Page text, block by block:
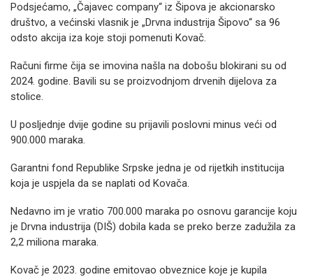
Podsjećamo, „Čajavec company“ iz Šipova je akcionarsko
društvo, a većinski vlasnik je „Drvna industrija Šipovo“ sa 96
odsto akcija iza koje stoji pomenuti Kovač.
Računi firme čija se imovina našla na dobošu blokirani su od
2024. godine. Bavili su se proizvodnjom drvenih dijelova za
stolice.
U posljednje dvije godine su prijavili poslovni minus veći od
900.000 maraka.
Garantni fond Republike Srpske jedna je od rijetkih institucija
koja je uspjela da se naplati od Kovača.
Nedavno im je vratio 700.000 maraka po osnovu garancije koju
je Drvna industrija (DIŠ) dobila kada se preko berze zadužila za
2,2 miliona maraka.
Kovač je 2023. godine emitovao obveznice koje je kupila